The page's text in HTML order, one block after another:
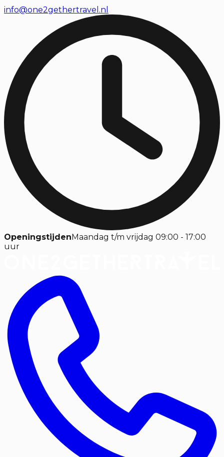
info@one2gethertravel.nl
OpeningstijdenMaandag t/m vrijdag 09:00 - 17:00
uur